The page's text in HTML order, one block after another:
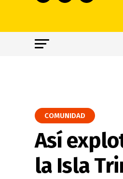
COMUNIDAD
Así
la Isla